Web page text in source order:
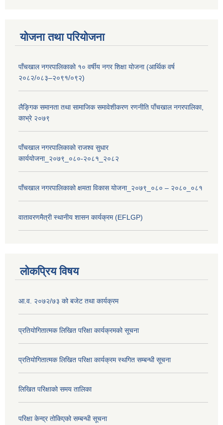
योजना तथा परियोजना
पाँचखाल नगरपालिकाको १० वर्षीय नगर शिक्षा योजना (आर्थिक वर्ष
२०८२/०८३–२०९१/०९२)
लैङ्गिक समानता तथा सामाजिक समावेशीकरण रणनीति पाँचखाल नगरपालिका,
काभ्रे २०७९
पाँचखाल नगरपालिकाको राजश्व सुधार
कार्ययोजना_२०७९_०८०-२०८१_२०८२
पाँचखाल नगरपालिकाको क्षमता विकास योजना_२०७९_०८० – २०८०_०८१
वातावरणमैत्री स्थानीय शासन कार्यक्रम (EFLGP)
लोकप्रिय विषय
आ.व. २०७२/७३ को बजेट तथा कार्यक्रम
प्रतियोगितात्मक लिखित परिक्षा कार्यक्रमको सूचना
प्रतियोगितात्मक लिखित परिक्षा कार्यक्रम स्थगित सम्बन्धी सूचना
लिखित परिक्षाको समय तालिका
परिक्षा केन्द्र तोकिएको सम्बन्धी सूचना